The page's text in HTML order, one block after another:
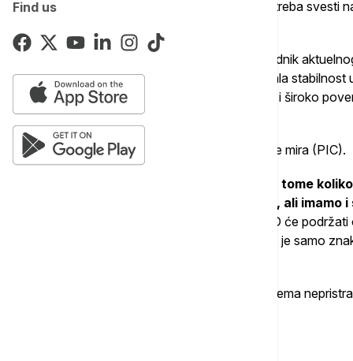
Find usrešenje", te da se njena uloga postepeno treba svesti
Prema njenim rečima, očekuje se da naslednik
imenovan do kraja juna, kako bi se osigurala
visoki predstavnik morao imati konsenzus i široko
jačanju suverenih institucija.
Najavila je sastanak Saveta za provođenje mira (PIC).
Mi ćemo razmatrati kandidate prema tome
sarađivaćemo sa vama na predlozima, ali
SAD će
se onima koji su pretnja po stabilnost. Ovo je samo
Kaže da će SAD procenjivati kandidate prema